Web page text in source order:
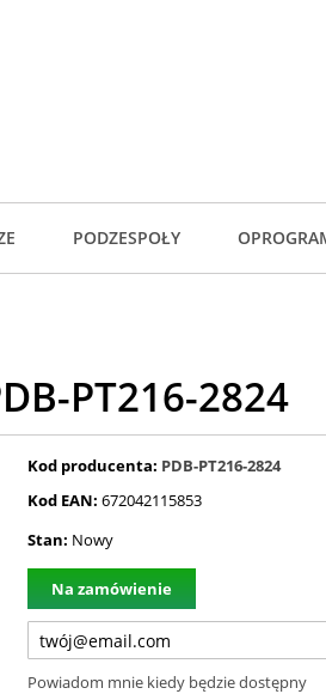
PODZESPOŁY
PT216-2824
Kod producenta: PDB-PT216-2824
Kod EAN: 672042115853
Stan: Nowy
Na zamówienie
Powiadom mnie kiedy będzie dostępny